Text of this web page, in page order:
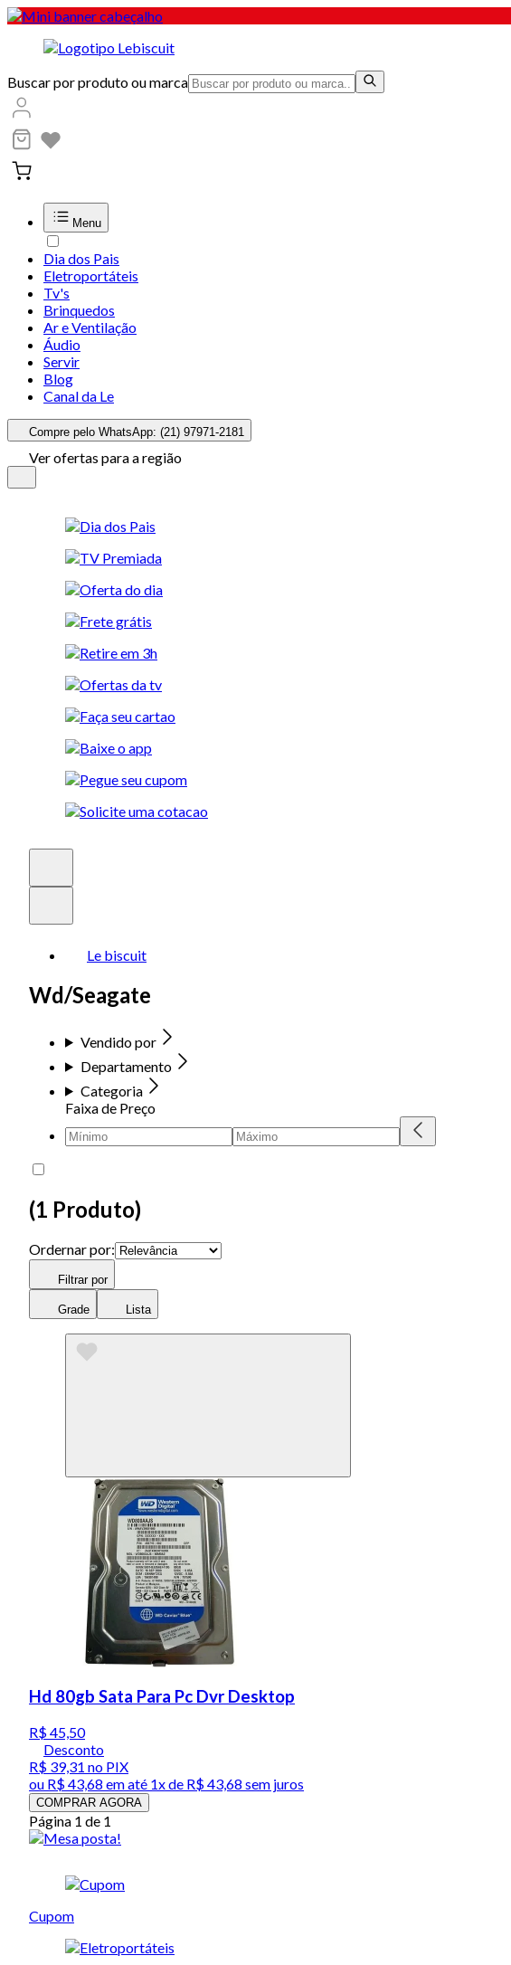
Buscar por produto ou marca
Menu
Dia dos Pais
Eletroportáteis
Tv's
Brinquedos
Ar e Ventilação
Áudio
Servir
Blog
Canal da Le
Compre pelo WhatsApp: (21) 97971-2181
Ver ofertas para a região
Le biscuit
Wd/Seagate
Vendido por
Departamento
Categoria
Faixa de Preço
(1 Produto)
Ordernar por:
Filtrar por
Grade Lista
Hd 80gb Sata Para Pc Dvr Desktop
R$ 45,50
Desconto
R$ 39,31 no PIX
ou R$ 43,68 em até 1x de R$ 43,68 sem juros
COMPRAR AGORA
Página 1 de 1
Cupom